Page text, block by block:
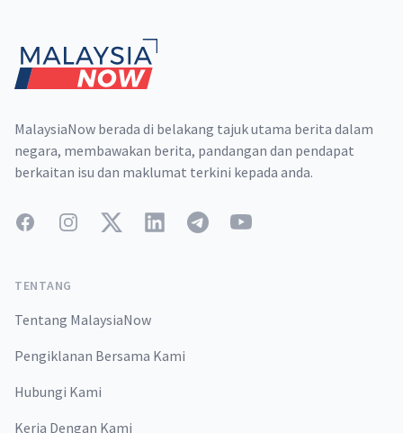
MalaysiaNow berada di belakang tajuk utama berita dalam
negara, membawakan berita, pandangan dan pendapat
berkaitan isu dan maklumat terkini kepada anda.
FacebookInstagramTwitterLinkedInTelegramYouTube
TENTANG
Tentang MalaysiaNow
Pengiklanan Bersama Kami
Hubungi Kami
Kerja Dengan Kami